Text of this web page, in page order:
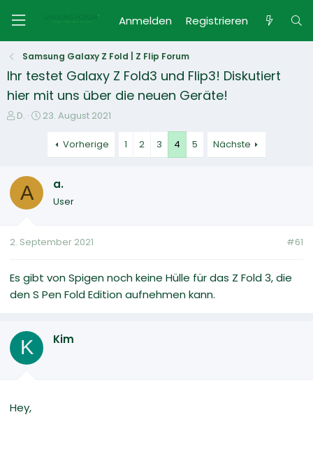
Anmelden Registrieren
Samsung Galaxy Z Fold | Z Flip Forum
Ihr testet Galaxy Z Fold3 und Flip3! Diskutiert
hier mit uns über die neuen Geräte!
E
e
D.
E
l
l
m
23. August 2021
Vorherige 1 2 3 4 5 Nächste
A a.
User
2. September 2021 #61
Es gibt von Spigen noch keine Hülle für das Z Fold 3, die
den S Pen Fold Edition aufnehmen kann.
K Kim
Hey,